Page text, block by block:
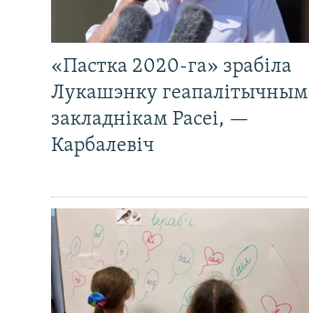
«Пастка 2020-га» зрабіла
Лукашэнку геапалітычным
закладнікам Расеі, —
Карбалевіч